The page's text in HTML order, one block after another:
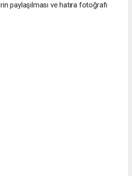
paylaşılması ve hatıra fotoğrafı